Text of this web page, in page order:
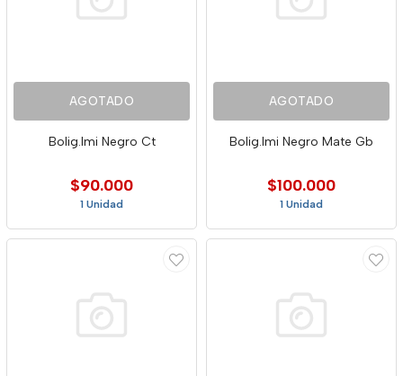
AGOTADO
Bolig.Imi Negro Ct
$90.000
1 Unidad
AGOTADO
Bolig.Imi Negro Mate Gb
$100.000
1 Unidad